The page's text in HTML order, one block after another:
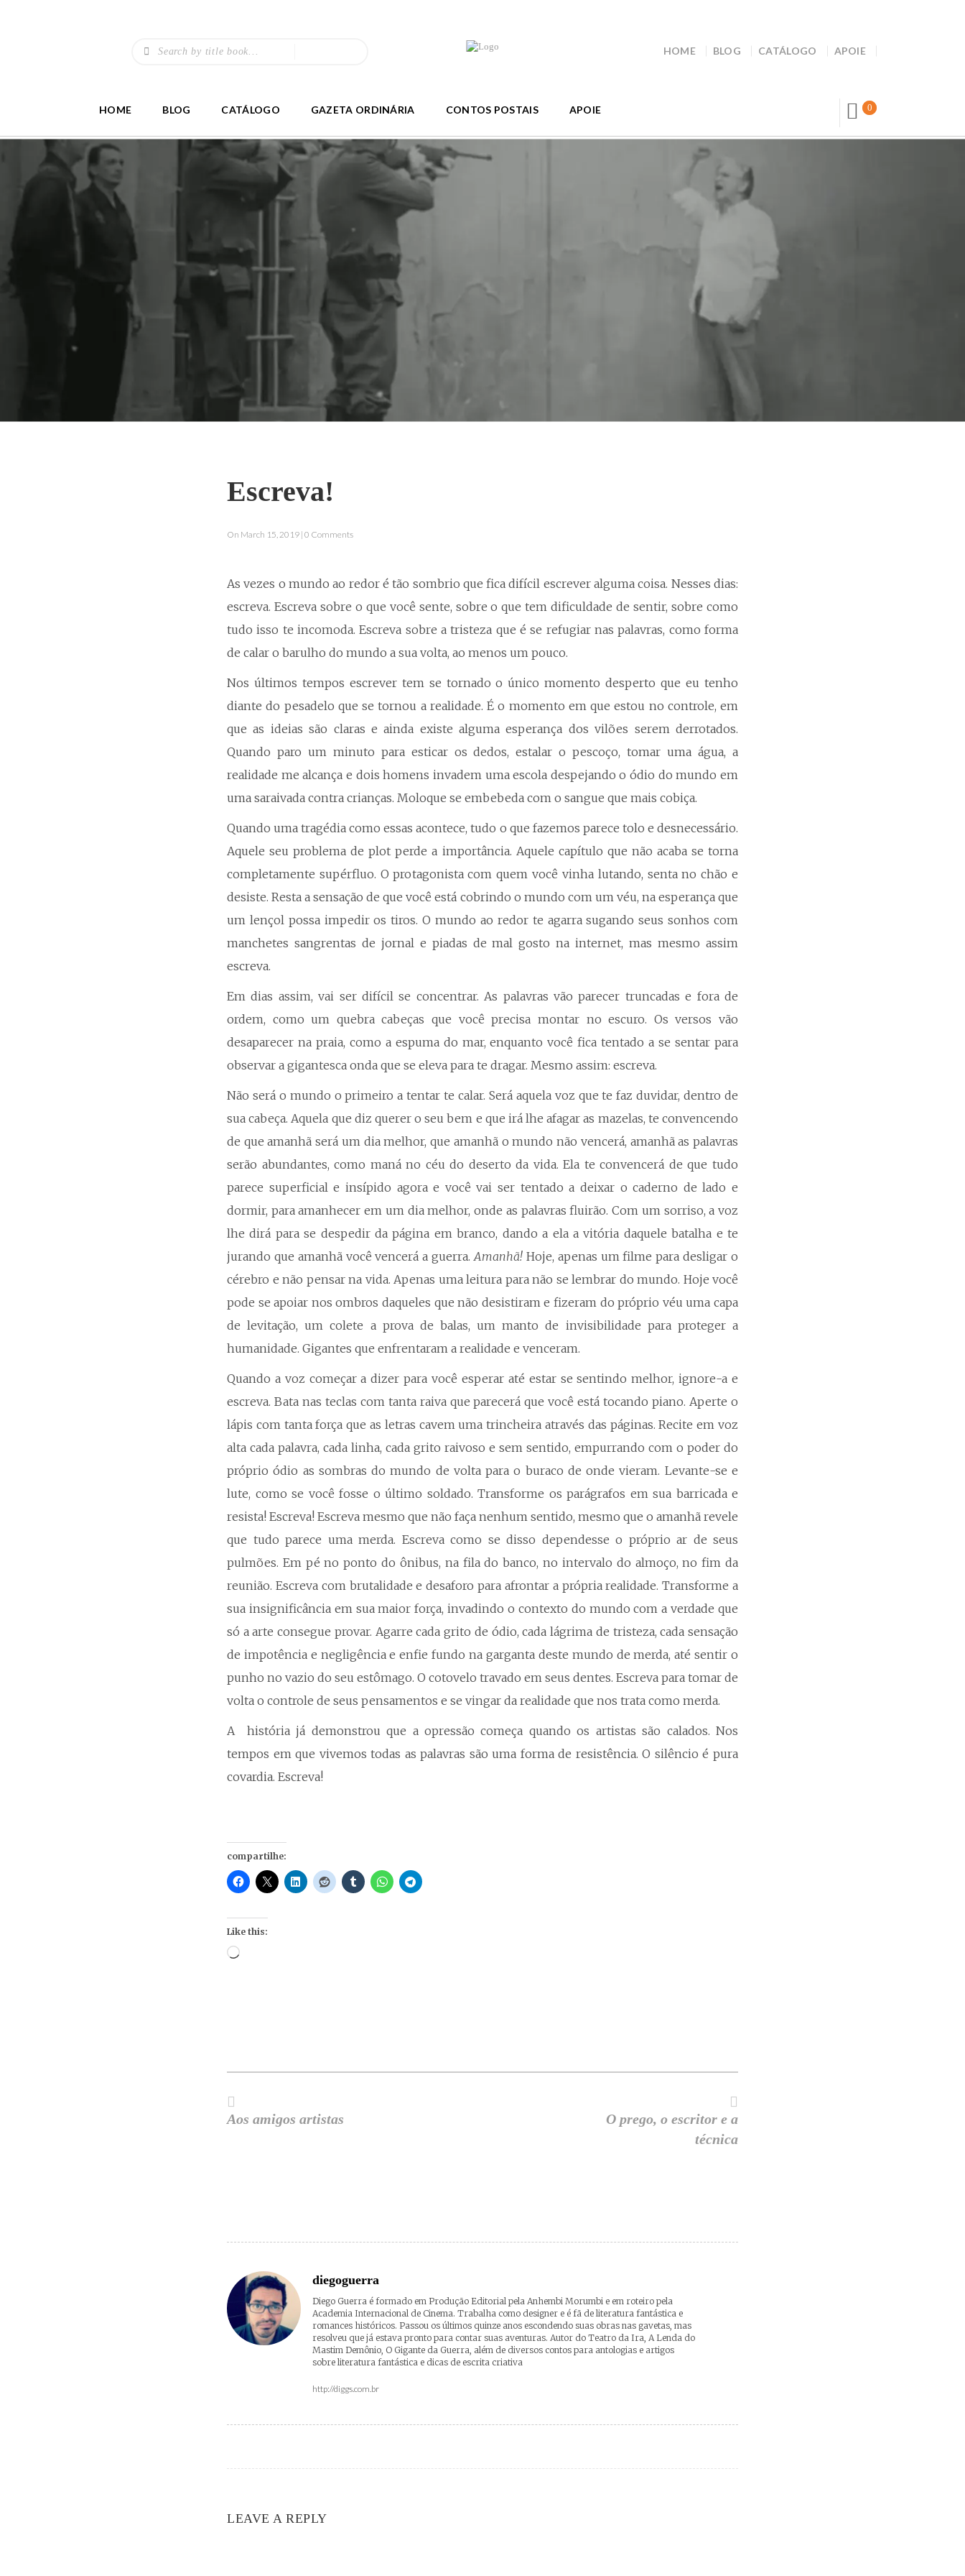
HOME BLOG CATÁLOGO APOIE
HOME BLOG CATÁLOGO GAZETA ORDINÁRIA CONTOS POSTAIS APOIE 0
Escreva!
On March 15, 2019 | 0 Comments
As vezes o mundo ao redor é tão sombrio que fica difícil escrever alguma coisa. Nesses dias:
escreva. Escreva sobre o que você sente, sobre o que tem dificuldade de sentir, sobre como
tudo isso te incomoda. Escreva sobre a tristeza que é se refugiar nas palavras, como forma
de calar o barulho do mundo a sua volta, ao menos um pouco.
Nos últimos tempos escrever tem se tornado o único momento desperto que eu tenho
diante do pesadelo que se tornou a realidade. É o momento em que estou no controle, em
que as ideias são claras e ainda existe alguma esperança dos vilões serem derrotados.
Quando paro um minuto para esticar os dedos, estalar o pescoço, tomar uma água, a
realidade me alcança e dois homens invadem uma escola despejando o ódio do mundo em
uma saraivada contra crianças. Moloque se embebeda com o sangue que mais cobiça.
Quando uma tragédia como essas acontece, tudo o que fazemos parece tolo e desnecessário.
Aquele seu problema de plot perde a importância. Aquele capítulo que não acaba se torna
completamente supérfluo. O protagonista com quem você vinha lutando, senta no chão e
desiste. Resta a sensação de que você está cobrindo o mundo com um véu, na esperança que
um lençol possa impedir os tiros. O mundo ao redor te agarra sugando seus sonhos com
manchetes sangrentas de jornal e piadas de mal gosto na internet, mas mesmo assim
escreva.
Em dias assim, vai ser difícil se concentrar. As palavras vão parecer truncadas e fora de
ordem, como um quebra cabeças que você precisa montar no escuro. Os versos vão
desaparecer na praia, como a espuma do mar, enquanto você fica tentado a se sentar para
observar a gigantesca onda que se eleva para te dragar. Mesmo assim: escreva.
Não será o mundo o primeiro a tentar te calar. Será aquela voz que te faz duvidar, dentro de
sua cabeça. Aquela que diz querer o seu bem e que irá lhe afagar as mazelas, te convencendo
de que amanhã será um dia melhor, que amanhã o mundo não vencerá, amanhã as palavras
serão abundantes, como maná no céu do deserto da vida. Ela te convencerá de que tudo
parece superficial e insípido agora e você vai ser tentado a deixar o caderno de lado e
dormir, para amanhecer em um dia melhor, onde as palavras fluirão. Com um sorriso, a voz
lhe dirá para se despedir da página em branco, dando a ela a vitória daquele batalha e te
jurando que amanhã você vencerá a guerra.Amanhã! Hoje, apenas um filme para desligar o
cérebro e não pensar na vida. Apenas uma leitura para não se lembrar do mundo. Hoje você
pode se apoiar nos ombros daqueles que não desistiram e fizeram do próprio véu uma capa
de levitação, um colete a prova de balas, um manto de invisibilidade para proteger a
humanidade. Gigantes que enfrentaram a realidade e venceram.
Quando a voz começar a dizer para você esperar até estar se sentindo melhor, ignore-a e
escreva. Bata nas teclas com tanta raiva que parecerá que você está tocando piano. Aperte o
lápis com tanta força que as letras cavem uma trincheira através das páginas. Recite em voz
alta cada palavra, cada linha, cada grito raivoso e sem sentido, empurrando com o poder do
próprio ódio as sombras do mundo de volta para o buraco de onde vieram. Levante-se e
lute, como se você fosse o último soldado. Transforme os parágrafos em sua barricada e
resista! Escreva! Escreva mesmo que não faça nenhum sentido, mesmo que o amanhã revele
que tudo parece uma merda. Escreva como se disso dependesse o próprio ar de seus
pulmões. Em pé no ponto do ônibus, na fila do banco, no intervalo do almoço, no fim da
reunião. Escreva com brutalidade e desaforo para afrontar a própria realidade. Transforme a
sua insignificância em sua maior força, invadindo o contexto do mundo com a verdade que
só a arte consegue provar. Agarre cada grito de ódio, cada lágrima de tristeza, cada sensação
de impotência e negligência e enfie fundo na garganta deste mundo de merda, até sentir o
punho no vazio do seu estômago. O cotovelo travado em seus dentes. Escreva para tomar de
volta o controle de seus pensamentos e se vingar da realidade que nos trata como merda.
A história já demonstrou que a opressão começa quando os artistas são calados. Nos
tempos em que vivemos todas as palavras são uma forma de resistência. O silêncio é pura
covardia. Escreva!
compartilhe:
Like this:
Loading…
Aos amigos artistas
O prego, o escritor e a
técnica
diegoguerra
Diego Guerra é formado em Produção Editorial pela Anhembi Morumbi e em roteiro pela
Academia Internacional de Cinema. Trabalha como designer e é fã de literatura fantástica e
romances históricos. Passou os últimos quinze anos escondendo suas obras nas gavetas, mas
resolveu que já estava pronto para contar suas aventuras. Autor do Teatro da Ira, A Lenda do
Mastim Demônio, O Gigante da Guerra, além de diversos contos para antologias e artigos
sobre literatura fantástica e dicas de escrita criativa
http://diggs.com.br
LEAVE A REPLY